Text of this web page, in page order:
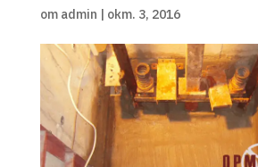
от admin | окт. 3, 2016